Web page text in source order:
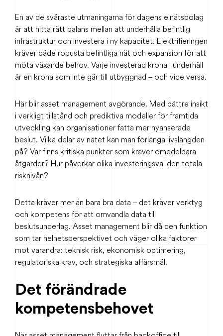
En av de svåraste utmaningarna för dagens elnätsbolag
är att hitta rätt balans mellan att underhålla befintlig
infrastruktur och investera i ny kapacitet. Elektrifieringen
kräver både robusta befintliga nät och expansion för att
möta växande behov. Varje investerad krona i underhåll
är en krona som inte går till utbyggnad – och vice versa.
Här blir asset management avgörande. Med bättre insikt
i verkligt tillstånd och prediktiva modeller för framtida
utveckling kan organisationer fatta mer nyanserade
beslut. Vilka delar av nätet kan man förlänga livslängden
på? Var finns kritiska punkter som kräver omedelbara
åtgärder? Hur påverkar olika investeringsval den totala
risknivån?
Detta kräver mer än bara bra data – det kräver verktyg
och kompetens för att omvandla data till
beslutsunderlag. Asset management blir då den funktion
som tar helhetsperspektivet och väger olika faktorer
mot varandra: teknisk risk, ekonomisk optimering,
regulatoriska krav, och strategiska affärsmål.
Det förändrade
kompetensbehovet